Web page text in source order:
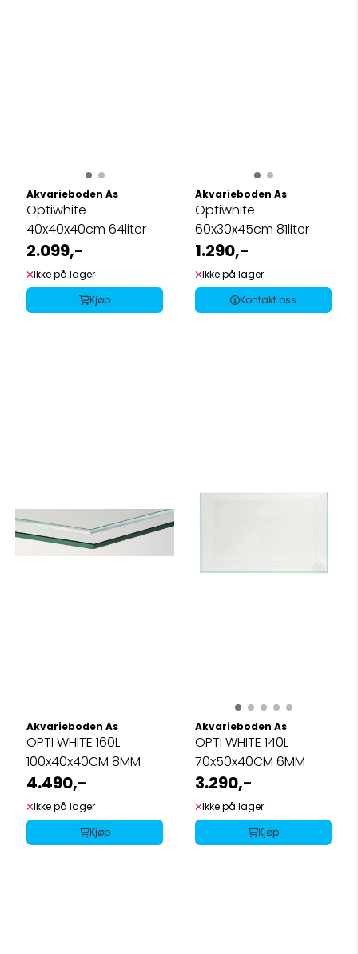
Akvarieboden As
Optiwhite
40x40x40cm 64liter
2.099,-
Ikke på lager
Kjøp
Akvarieboden As
Optiwhite
60x30x45cm 81liter
1.290,-
Ikke på lager
Kontakt oss
Akvarieboden As
OPTI WHITE 160L
100x40x40CM 8MM
4.490,-
Ikke på lager
Kjøp
Akvarieboden As
OPTI WHITE 140L
70x50x40CM 6MM
3.290,-
Ikke på lager
Kjøp